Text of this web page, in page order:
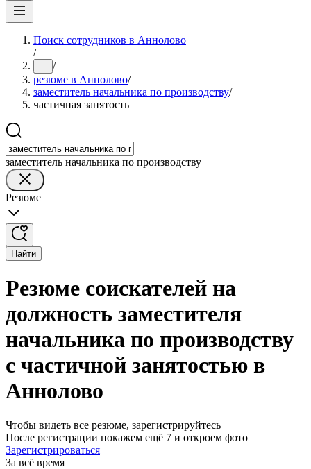
Поиск сотрудников в Аннолово
/
... /
резюме в Аннолово/
заместитель начальника по производству/
частичная занятость
заместитель начальника по производству
Резюме
Найти
Резюме соискателей на
должность заместителя
начальника по производству
с частичной занятостью в
Аннолово
Чтобы видеть все резюме, зарегистрируйтесь
После регистрации покажем ещё 7 и откроем фото
Зарегистрироваться
За всё время